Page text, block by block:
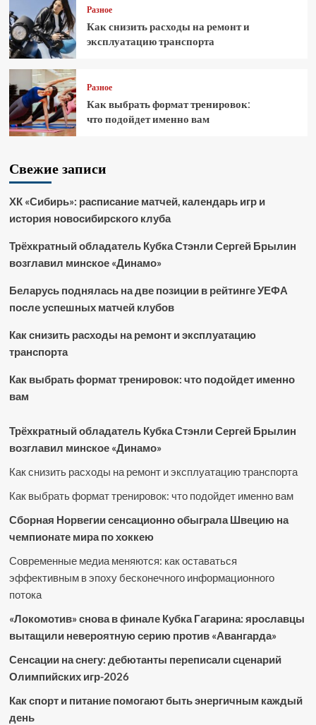
Разное
Как снизить расходы на ремонт и
эксплуатацию транспорта
Разное
Как выбрать формат тренировок:
что подойдет именно вам
Свежие записи
ХК «Сибирь»: расписание матчей, календарь игр и
история новосибирского клуба
Трёхкратный обладатель Кубка Стэнли Сергей Брылин
возглавил минское «Динамо»
Беларусь поднялась на две позиции в рейтинге УЕФА
после успешных матчей клубов
Как снизить расходы на ремонт и эксплуатацию
транспорта
Как выбрать формат тренировок: что подойдет именно
вам
Трёхкратный обладатель Кубка Стэнли Сергей Брылин
возглавил минское «Динамо»
Как снизить расходы на ремонт и эксплуатацию транспорта
Как выбрать формат тренировок: что подойдет именно вам
Сборная Норвегии сенсационно обыграла Швецию на
чемпионате мира по хоккею
Современные медиа меняются: как оставаться
эффективным в эпоху бесконечного информационного
потока
«Локомотив» снова в финале Кубка Гагарина: ярославцы
вытащили невероятную серию против «Авангарда»
Сенсации на снегу: дебютанты переписали сценарий
Олимпийских игр-2026
Как спорт и питание помогают быть энергичным каждый
день